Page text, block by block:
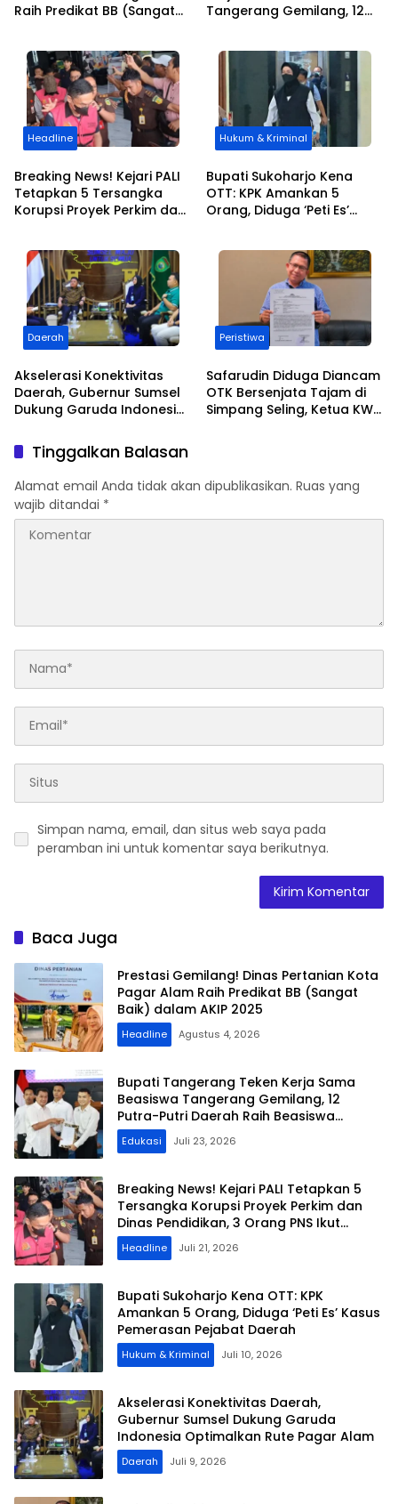
Raih Predikat BB (Sangat
Tangerang Gemilang, 12
Transportasi
Headline
Breaking News! Kejari PALI
Tetapkan 5 Tersangka
Korupsi Proyek Perkim dan
Hukum & Kriminal
​Bupati Sukoharjo Kena
OTT: KPK Amankan 5
Orang, Diduga ‘Peti Es’
Daerah
​Akselerasi Konektivitas
Daerah, Gubernur Sumsel
Dukung Garuda Indonesia
Alam
Peristiwa
Safarudin Diduga Diancam
OTK Bersenjata Tajam di
Simpang Seling, Ketua KWIP
Tinggalkan Balasan
Alamat email Anda tidak akan dipublikasikan. Ruas yang
wajib ditandai *
Simpan nama, email, dan situs web saya pada
peramban ini untuk komentar saya berikutnya.
Baca Juga
Prestasi Gemilang! Dinas Pertanian Kota
Pagar Alam Raih Predikat BB (Sangat
Baik) dalam AKIP 2025
Headline Agustus 4, 2026
Bupati Tangerang Teken Kerja Sama
Beasiswa Tangerang Gemilang, 12
Putra-Putri Daerah Raih Beasiswa
Pendidikan Transportasi
Edukasi Juli 23, 2026
Breaking News! Kejari PALI Tetapkan 5
Tersangka Korupsi Proyek Perkim dan
Dinas Pendidikan, 3 Orang PNS Ikut
Terseret
Headline Juli 21, 2026
​Bupati Sukoharjo Kena OTT: KPK
Amankan 5 Orang, Diduga ‘Peti Es’ Kasus
Pemerasan Pejabat Daerah
Hukum & Kriminal Juli 10, 2026
​Akselerasi Konektivitas Daerah,
Gubernur Sumsel Dukung Garuda
Indonesia Optimalkan Rute Pagar Alam
Daerah Juli 9, 2026